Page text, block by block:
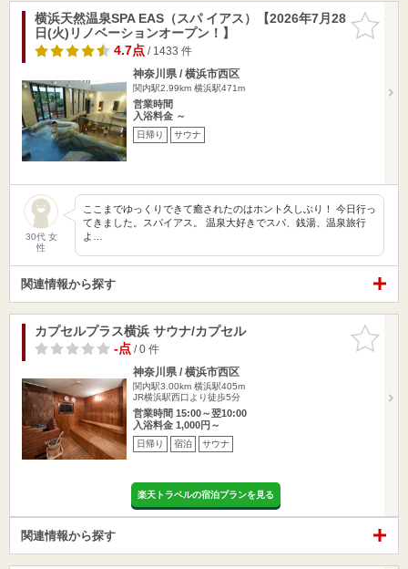
お気に入
りに追加
横浜天然温泉SPA EAS（スパ イアス）【2026年7月28
日(火)リノベーションオープン！】
4.7点/ 1433 件
神奈川県 / 横浜市西区
関内駅2.99km 横浜駅471m
営業時間
入浴料金 ～
日帰り サウナ
30代 女
性
ここまでゆっくりできて癒されたのはホント久しぶり！ 今日行っ
てきました。スパイアス。 温泉大好きでスパ、銭湯、温泉旅行
よ…
関連情報から探す
お気に入
りに追加
カプセルプラス横浜 サウナ/カプセル
-点/ 0 件
神奈川県 / 横浜市西区
関内駅3.00km 横浜駅405m
JR横浜駅西口より徒歩5分
営業時間 15:00～翌10:00
入浴料金 1,000円～
日帰り 宿泊 サウナ
楽天トラベルの宿泊プランを見る
関連情報から探す